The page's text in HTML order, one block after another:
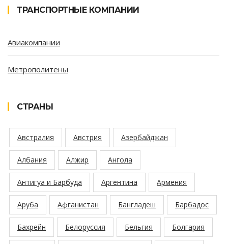
ТРАНСПОРТНЫЕ КОМПАНИИ
Авиакомпании
Метрополитены
СТРАНЫ
Австралия Австрия Азербайджан
Албания Алжир Ангола
Антигуа и Барбуда Аргентина Армения
Аруба Афганистан Бангладеш Барбадос
Бахрейн Белоруссия Бельгия Болгария